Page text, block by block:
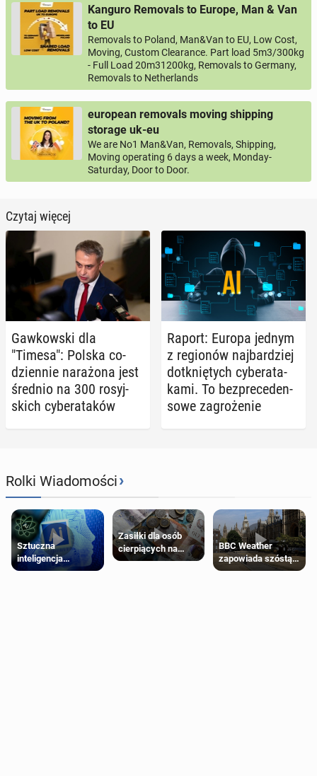
Kanguro Removals to Europe, Man & Van
to EU
Removals to Poland, Man&Van to EU, Low Cost,
Moving, Custom Clearance. Part load 5m3/300kg
- Full Load 20m31200kg, Removals to Germany,
Removals to Netherlands
european removals moving shipping
storage uk-eu
We are No1 Man&Van, Removals, Shipping,
Moving operating 6 days a week, Monday-
Saturday, Door to Door.
Czytaj więcej
Gaw­kow­ski dla
"Timesa": Polska co­
dzien­nie na­ra­żo­na jest
średnio na 300 ro­syj­
skich cy­be­ra­ta­ków
Raport: Europa jednym
z re­gio­nów naj­bar­dziej
do­tknię­tych cy­be­ra­ta­
ka­mi. To bez­pre­ce­den­
so­we za­gro­że­nie
Rolki Wiadomości›
Sztuczna
inteligencja
próbowała oszukać
Zasiłki dla osób
cierpiących na
schorzenia
BBC Weather
zapowiada szóstą
falę upałów w